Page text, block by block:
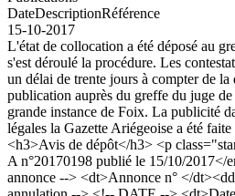
DateDescriptionRéférence
15-10-2017
L'état de collocation a été déposé au
s'est déroulé la procédure. Les
un délai de trente jours à compter de la
publication auprès du greffe du juge
grande instance de Foix. La publicité
légales la Gazette Ariégeoise a été
<h3>Avis de dépôt</h3> <p
A n°20170198 publié le 15/10/
annonce --> <dt>Annonce n° </